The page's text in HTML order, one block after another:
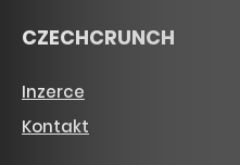
CZECHCRUNCH
Inzerce
Kontakt